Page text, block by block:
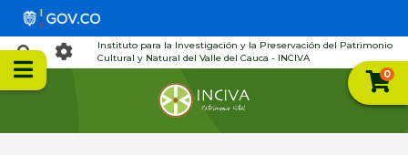
Instituto para la Investigación y la Preservación del Patrimonio
Cultural y Natural del Valle del Cauca - INCIVA
0